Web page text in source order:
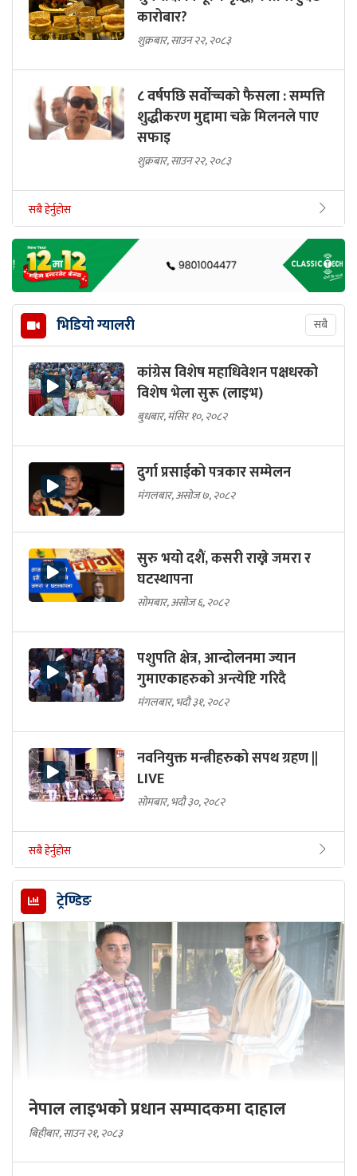
कारोबार?
शुक्रबार, साउन २२, २०८३
८ वर्षपछि सर्वोच्चको फैसला : सम्पत्ति
शुद्धीकरण मुद्दामा चक्रे मिलनले पाए
सफाइ
शुक्रबार, साउन २२, २०८३
सबै हेर्नुहोस
भिडियो ग्यालरी सबै
कांग्रेस विशेष महाधिवेशन पक्षधरको
विशेष भेला सुरू (लाइभ)
बुधबार, मंसिर १०, २०८२
दुर्गा प्रसाईको पत्रकार सम्मेलन
मंगलबार, असोज ७, २०८२
सुरु भयो दशैं, कसरी राख्ने जमरा र
घटस्थापना
सोमबार, असोज ६, २०८२
पशुपति क्षेत्र, आन्दोलनमा ज्यान
गुमाएकाहरुको अन्त्येष्टि गरिदै
मंगलबार, भदौ ३१, २०८२
नवनियुक्त मन्त्रीहरुको सपथ ग्रहण ||
LIVE
सोमबार, भदौ ३०, २०८२
सबै हेर्नुहोस
ट्रेण्डिङ
नेपाल लाइभको प्रधान सम्पादकमा दाहाल
बिहीबार, साउन २१, २०८३